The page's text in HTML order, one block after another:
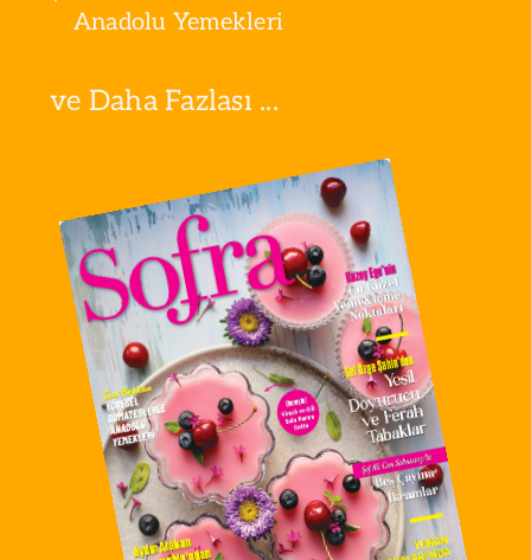
Anadolu Yemekleri
ve Daha Fazlası ...